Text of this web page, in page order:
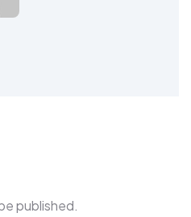
published.